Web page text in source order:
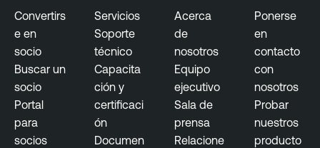
Convertirs
e en
socio
Buscar un
socio
Portal
para
socios
Servicios
Soporte
técnico
Capacita
ción y
certificaci
ón
Documen
Acerca
de
nosotros
Equipo
ejecutivo
Sala de
prensa
Relacione
Ponerse
en
contacto
con
nosotros
Probar
nuestros
producto